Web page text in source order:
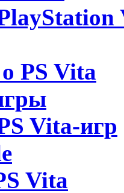
PS Vita
Vita-игр
Vita